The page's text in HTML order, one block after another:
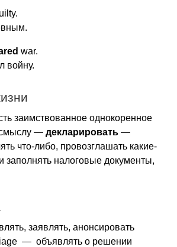
.
war.
войну.
заимствованное однокоренное
смыслу — декларировать —
что-либо, провозглашать какие-
заполнять налоговые документы,
заявлять, анонсировать
— объявлять о решении